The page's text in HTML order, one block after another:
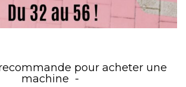
pour acheter une
machine